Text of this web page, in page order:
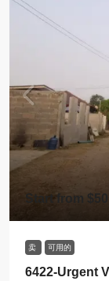
Start from
卖 可用的
6422-Urgent